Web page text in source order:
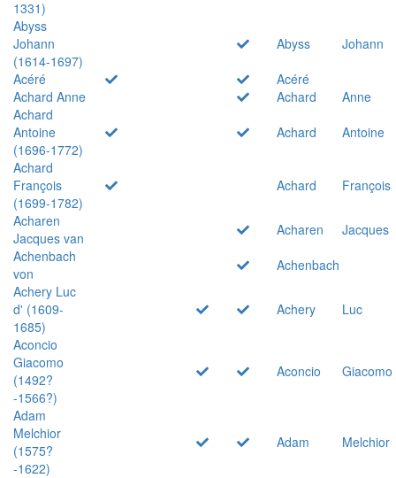
1331)
Abyss
Johann
(1614-1697)
Abyss
Johann
Acéré
Acéré
Achard Anne
Achard
Anne
Achard
Antoine
(1696-1772)
Achard
Antoine
Achard
François
(1699-1782)
Achard
François
Acharen
Jacques van
Acharen
Jacques
Achenbach
von
Achenbach
Achery Luc
d' (1609-
1685)
Achery
Luc
Aconcio
Giacomo
(1492?
-1566?)
Aconcio Giacomo
Adam
Melchior
(1575?
-1622)
Adam Melchior